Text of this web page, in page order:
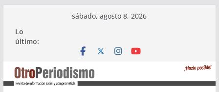
contenido
sábado, agosto 8, 2026
Lo
último: